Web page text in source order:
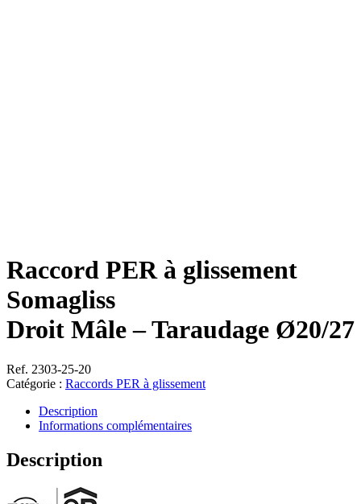
Raccord PER à glissement
Somagliss
Droit Mâle – Taraudage Ø20/27
Ref. 2303-25-20
Catégorie : Raccords PER à glissement
Description
Informations complémentaires
Description